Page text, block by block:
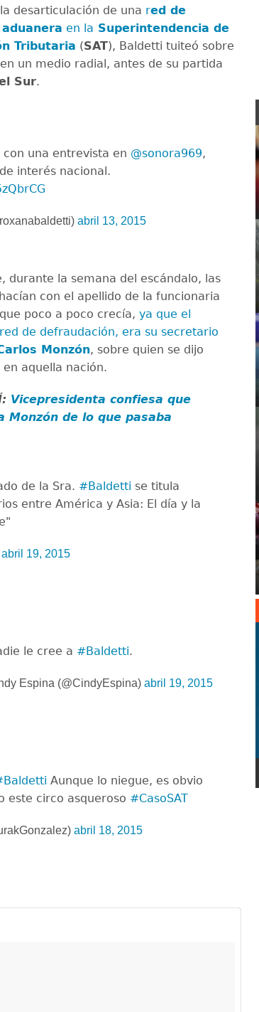
desarticulación de una red de
en la Superintendencia de
Tributaria (SAT), Baldetti tuiteó sobre
un medio radial, antes de su partida
Sur.
una entrevista en @sonora969,
interés nacional.
abril 13, 2015
durante la semana del escándalo, las
con el apellido de la funcionaria
poco a poco crecía, ya que el
de defraudación, era su secretario
Monzón, sobre quien se dijo
aquella nación.
Vicepresidenta confiesa que
Monzón de lo que pasaba
de la Sra. #Baldetti se titula
entre América y Asia: El día y la
abril 19, 2015
le cree a #Baldetti.
Espina (@CindyEspina) abril 19, 2015
Aunque lo niegue, es obvio
este circo asqueroso #CasoSAT
abril 18, 2015